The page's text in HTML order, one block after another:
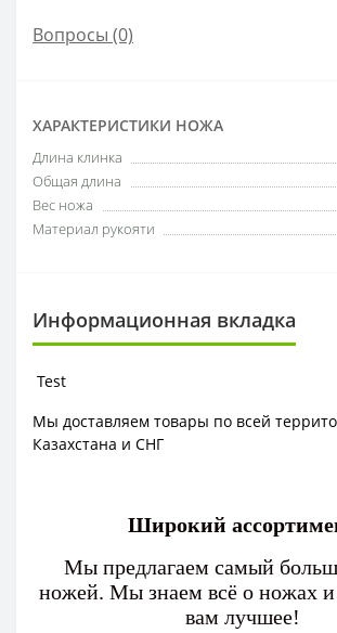
Вопросы (0)
ХАРАКТЕРИСТИКИ НОЖА
Длина клинка
Общая длина
Вес ножа
Материал рукояти
Информационная вкладка
Test
Мы доставляем товары по всей
Казахстана и СНГ
Широкий
Мы предлагаем самый
ножей. Мы знаем всё о ножах
вам лучшее!